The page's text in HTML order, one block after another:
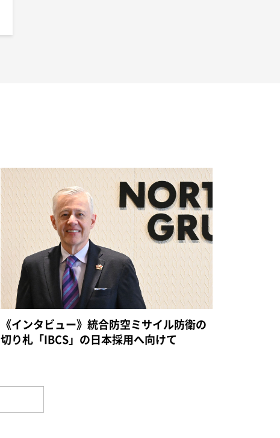
《インタビュー》統合防空ミサイル防衛の
切り札「IBCS」の日本採用へ向けて